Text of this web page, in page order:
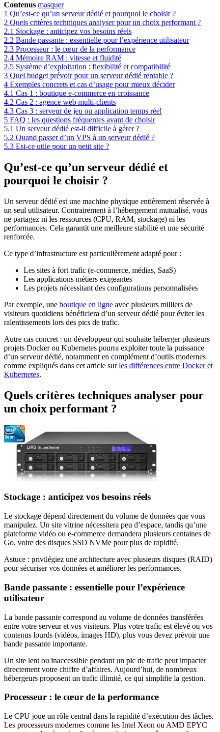
Contenus masquer
1 Qu’est-ce qu’un serveur dédié et pourquoi le choisir ?
2 Quels critères techniques analyser pour un choix performant ?
2.1 Stockage : anticipez vos besoins réels
2.2 Bande passante : essentielle pour l’expérience utilisateur
2.3 Processeur : le cœur de la performance
2.4 Mémoire RAM : vitesse et fluidité
2.5 Système d’exploitation : flexibilité et compatibilité
3 Quel budget prévoir pour un serveur dédié rentable ?
4 Exemples concrets et cas d’usage pour mieux décider
4.1 Cas 1 : boutique e-commerce en croissance
4.2 Cas 2 : agence web multi-clients
4.3 Cas 3 : serveur de jeu ou application temps réel
5 FAQ : les questions fréquentes avant de choisir
5.1 Un serveur dédié est-il difficile à gérer ?
5.2 Quand passer d’un VPS à un serveur dédié ?
5.3 Est-ce utile pour un petit site ?
Qu’est-ce qu’un serveur dédié et
pourquoi le choisir ?
Un serveur dédié est une machine physique entièrement réservée à
un seul utilisateur. Contrairement à l’hébergement mutualisé, vous
ne partagez ni les ressources (CPU, RAM, stockage) ni les
performances. Cela garantit une meilleure stabilité et une sécurité
renforcée.
Ce type d’infrastructure est particulièrement adapté pour :
Les sites à fort trafic (e-commerce, médias, SaaS)
Les applications métiers exigeantes
Les projets nécessitant des configurations personnalisées
Par exemple, une boutique en ligne avec plusieurs milliers de
visiteurs quotidiens bénéficiera d’un serveur dédié pour éviter les
ralentissements lors des pics de trafic.
Autre cas concret : un développeur qui souhaite héberger plusieurs
projets Docker ou Kubernetes pourra exploiter toute la puissance
d’un serveur dédié, notamment en complément d’outils modernes
comme expliqués dans cet article surles différences entre Docker et
Kubernetes.
Quels critères techniques analyser pour
un choix performant ?
Stockage : anticipez vos besoins réels
Le stockage dépend directement du volume de données que vous
manipulez. Un site vitrine nécessitera peu d’espace, tandis qu’une
plateforme vidéo ou e-commerce demandera plusieurs centaines de
Go, voire des disques SSD NVMe pour plus de rapidité.
Astuce : privilégiez une architecture avec plusieurs disques (RAID)
pour sécuriser vos données et améliorer les performances.
Bande passante : essentielle pour l’expérience
utilisateur
La bande passante correspond au volume de données transférées
entre votre serveur et vos visiteurs. Plus votre trafic est élevé ou vos
contenus lourds (vidéos, images HD), plus vous devez prévoir une
bande passante importante.
Un site lent ou inaccessible pendant un pic de trafic peut impacter
directement votre chiffre d’affaires. Aujourd’hui, de nombreux
hébergeurs proposent un trafic illimité, ce qui simplifie la gestion.
Processeur : le cœur de la performance
Le CPU joue un rôle central dans la rapidité d’exécution des tâches.
Les processeurs modernes comme les Intel Xeon ou AMD EPYC